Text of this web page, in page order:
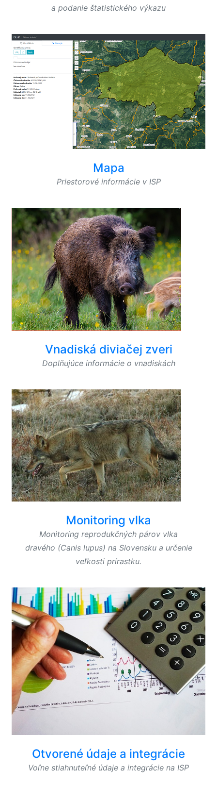
a podanie štatistického výkazu
Mapa
Priestorové informácie v ISP
Vnadiská diviačej zveri
Doplňujúce informácie o vnadiskách
Monitoring vlka
Monitoring reprodukčných párov vlka
dravého (Canis lupus) na Slovensku a určenie
veľkosti prírastku.
Otvorené údaje a integrácie
Voľne stiahnuteľné údaje a integrácie na ISP